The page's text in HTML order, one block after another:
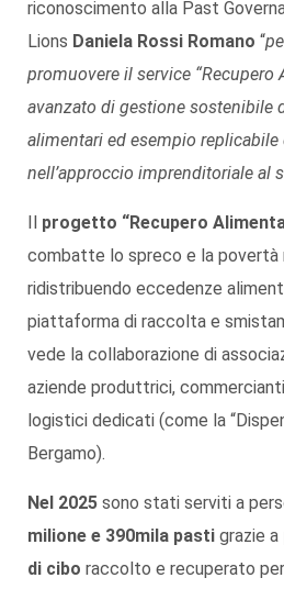
riconoscimento alla Past
Lions Daniela Rossi Romano “
promuovere il service “Recupero
avanzato di gestione sostenibile
alimentari ed esempio replicabile
nell’approccio imprenditoriale al
Il progetto “Recupero
combatte lo spreco e la povertà
ridistribuendo eccedenze
piattaforma di raccolta e
vede la collaborazione di
aziende produttrici,
logistici dedicati (come la
Bergamo).
Nel 2025 sono stati serviti a
milione e 390mila pasti grazie a
di cibo raccolto e recuperato